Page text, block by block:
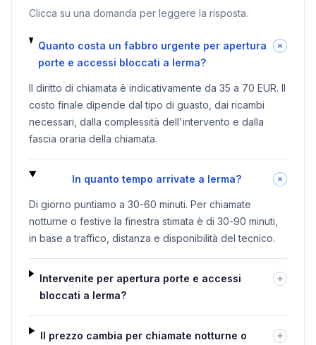
Clicca su una domanda per leggere la risposta.
Quanto costa un fabbro urgente per apertura
porte e accessi bloccati a lerma?
Il diritto di chiamata è indicativamente da 35 a 70 EUR. Il
costo finale dipende dal tipo di guasto, dai ricambi
necessari, dalla complessità dell'intervento e dalla
fascia oraria della chiamata.
In quanto tempo arrivate a lerma?
Di giorno puntiamo a 30-60 minuti. Per chiamate
notturne o festive la finestra stimata è di 30-90 minuti,
in base a traffico, distanza e disponibilità del tecnico.
Intervenite per apertura porte e accessi
bloccati a lerma?
Il prezzo cambia per chiamate notturne o